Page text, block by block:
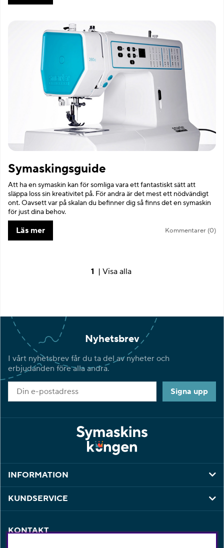
Symaskingsguide
Att ha en symaskin kan för somliga vara ett fantastiskt sätt att
släppa loss sin kreativitet på. För andra är det mest ett nödvändigt
ont. Oavsett var på skalan du befinner dig så finns det en symaskin
för just dina behov.
Läs mer Kommentarer (0)
1 | Visa alla
Nyhetsbrev
I vårt nyhetsbrev får du ta del av nyheter och
erbjudanden före alla andra.
Signa upp
INFORMATION
KUNDSERVICE
KONTAKT